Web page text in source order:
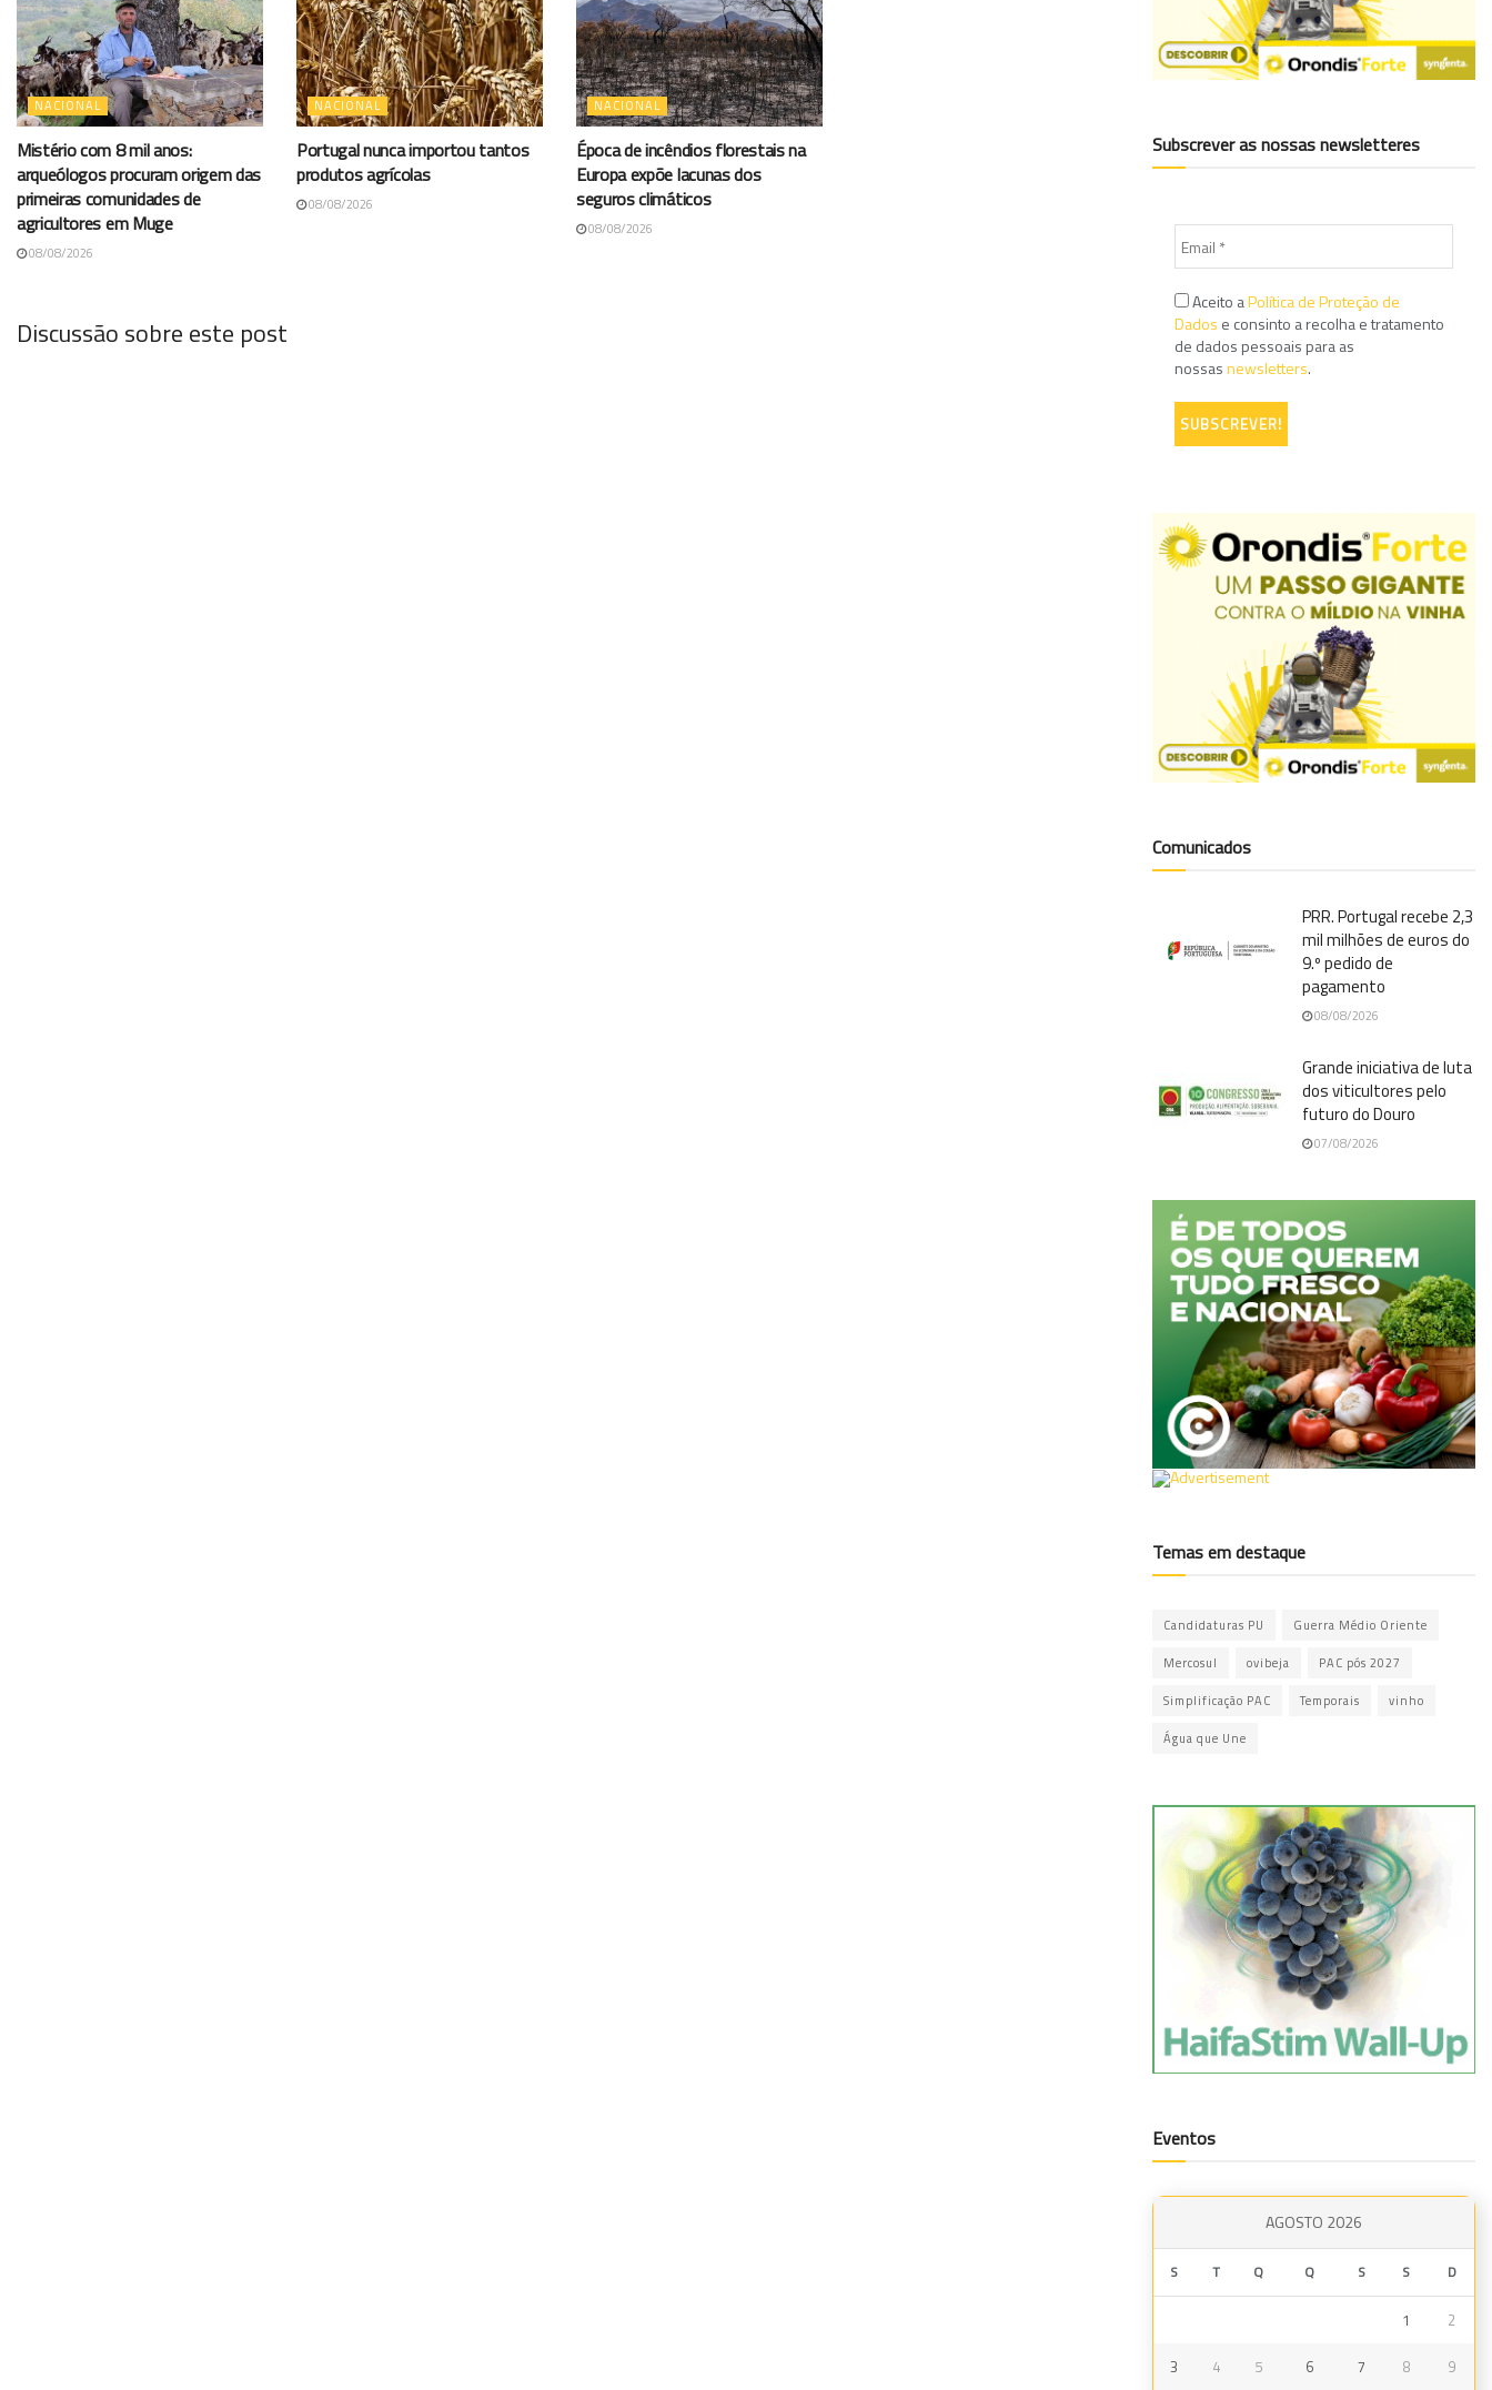
NACIONAL
Mistério com 8 mil anos:
arqueólogos procuram origem das
primeiras comunidades de
agricultores em Muge
08/08/2026
NACIONAL
Portugal nunca importou tantos
produtos agrícolas
08/08/2026
NACIONAL
Época de incêndios florestais na
Europa expõe lacunas dos
seguros climáticos
08/08/2026
Discussão sobre este post
Subscrever as nossas newsletteres
Aceito aPolítica de Proteção de
Dados e consinto a recolha e tratamento
de dados pessoais para as
nossasnewsletters.
Comunicados
PRR. Portugal recebe 2,3
mil milhões de euros do
9.º pedido de
pagamento
08/08/2026
Grande iniciativa de luta
dos viticultores pelo
futuro do Douro
07/08/2026
Temas em destaque
Candidaturas PU Guerra Médio Oriente
Mercosul ovibeja PAC pós 2027
Simplificação PAC Temporais vinho
Água que Une
Eventos
AGOSTO 2026
S T Q Q S S D
1 2
3 4 5 6 7 8 9